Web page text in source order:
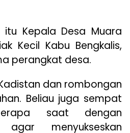
Kepala Desa Muara
Kecil Kabu Bengkalis,
perangkat desa.
Kadistan dan rombongan
Beliau juga sempat
saat dengan
menyukseskan